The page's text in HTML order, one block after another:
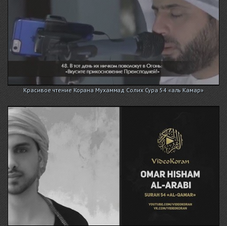
Красивое чтение Корана Мухаммад Солих Сура 54 «аль Камар»